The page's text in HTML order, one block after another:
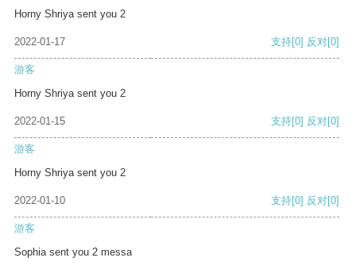
Horny Shriya sent you 2
2022-01-17 支持[0] 反对[0]
游客
Horny Shriya sent you 2
2022-01-15 支持[0] 反对[0]
游客
Horny Shriya sent you 2
2022-01-10 支持[0] 反对[0]
游客
Sophia sent you 2 messa